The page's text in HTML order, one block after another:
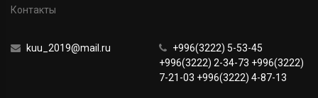
Контакты
kuu_2019@mail.ru
+996(3222) 5-53-45
+996(3222) 2-34-73 +996(3222)
7-21-03 +996(3222) 4-87-13